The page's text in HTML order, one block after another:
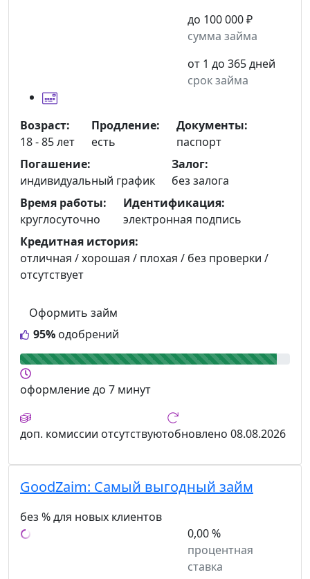
до 100 000 ₽
сумма займа
от 1 до 365 дней
срок займа
95% одобрений
Оформить займ
Возраст:
18 - 85 лет
Продление:
есть
Документы:
паспорт
Погашение:
индивидуальный график
Залог:
без залога
Время работы:
круглосуточно
Идентификация:
электронная подпись
Кредитная история:
отличная / хорошая / плохая / без проверки /
отсутствует
оформлениедо 7 минут
доп. комиссии отсутствуютобновлено 08.08.2026
GoodZaim: Самый выгодный займ
без % для новых клиентов
0,00 %
процентная
ставка